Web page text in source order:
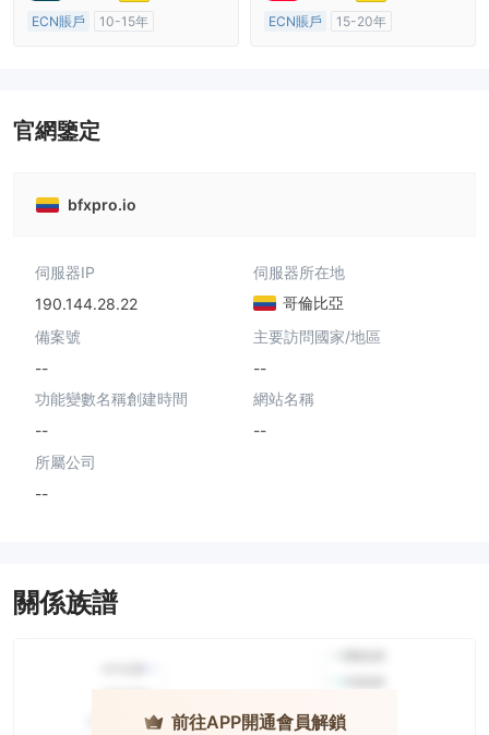
ECN賬戶
10-15年
ECN賬戶
15-20年
官網鑒定
bfxpro.io
伺服器IP
190.144.28.22
伺服器所在地
哥倫比亞
備案號
--
主要訪問國家/地區
--
功能變數名稱創建時間
--
網站名稱
--
所屬公司
--
關係族譜
前往APP開通會員解鎖